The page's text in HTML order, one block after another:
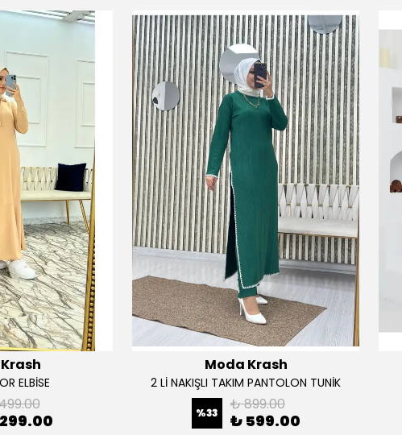
ELBİSE
Moda Krash
2 Lİ NAKIŞLI TAKIM PANTOLON TUNİK
%33 ₺ 899.00
₺ 599.00